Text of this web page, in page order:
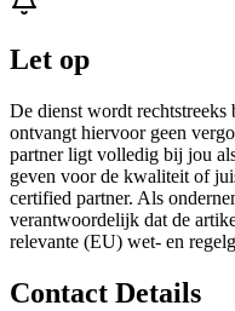
Let op
De dienst wordt
ontvangt hiervoor geen
partner ligt volledig bij jou
geven voor de kwaliteit of
certified partner. Als
verantwoordelijk dat de
relevante (EU) wet- en
Contact Details